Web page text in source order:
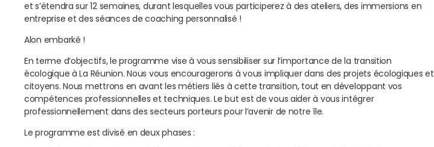
et s’étendra sur 12 semaines, durant lesquelles vous participerez à des ateliers, des immersions en
entreprise et des séances de coaching personnalisé !
Alon embarké !
En terme d’objectifs, le programme vise à vous sensibiliser sur l’importance de la transition
écologique à La Réunion. Nous vous encouragerons à vous impliquer dans des projets écologiques et
citoyens. Nous mettrons en avant les métiers liés à cette transition, tout en développant vos
compétences professionnelles et techniques. Le but est de vous aider à vous intégrer
professionnellement dans des secteurs porteurs pour l’avenir de notre île.
Le programme est divisé en deux phases :